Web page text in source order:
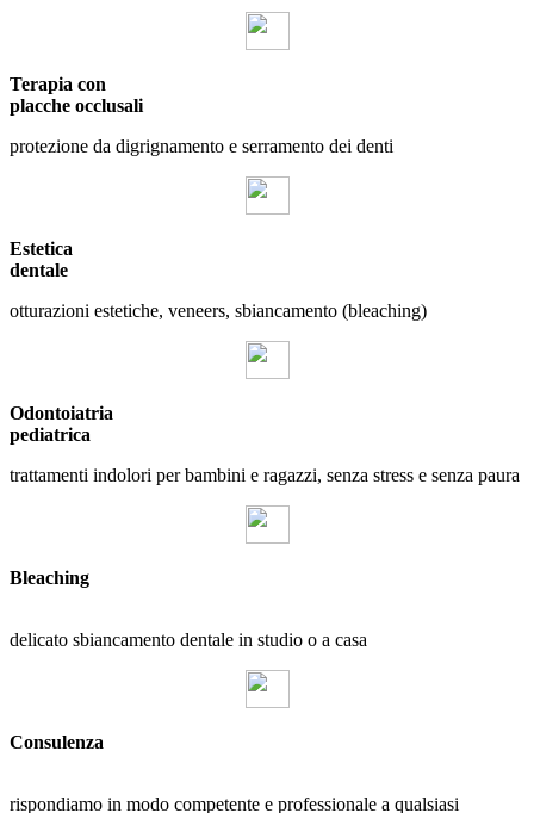
Terapia con
placche occlusali
protezione da digrignamento e serramento dei denti
Estetica
dentale
otturazioni estetiche, veneers, sbiancamento (bleaching)
Odontoiatria
pediatrica
trattamenti indolori per bambini e ragazzi, senza stress e senza paura
Bleaching
delicato sbiancamento dentale in studio o a casa
Consulenza
rispondiamo in modo competente e professionale a qualsiasi